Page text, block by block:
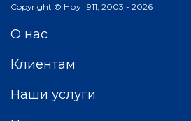
Copyright © Ноут 911, 2003 - 2026
О нас
Клиентам
Наши услуги